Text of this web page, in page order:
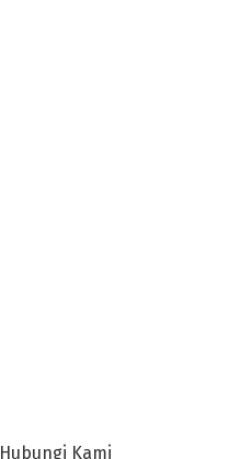
Hubungi Kami